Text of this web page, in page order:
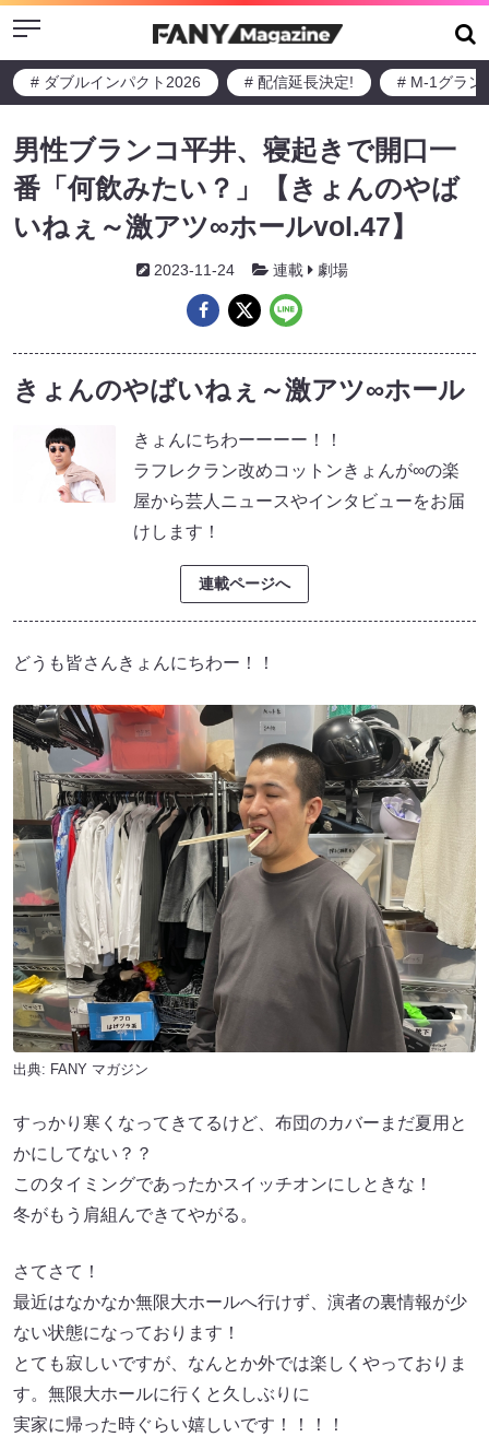
Menu
# ダブルインパクト2026 # 配信延長決定! # M-1グラン
男性ブランコ平井、寝起きで開口一
番「何飲みたい？」【きょんのやば
いねぇ～激アツ∞ホールvol.47】
2023-11-24 連載 劇場
きょんのやばいねぇ～激アツ∞ホール
きょんにちわーーーー！！
ラフレクラン改めコットンきょんが∞の楽
屋から芸人ニュースやインタビューをお届
けします！
連載ページへ
どうも皆さんきょんにちわー！！
出典: FANY マガジン
すっかり寒くなってきてるけど、布団のカバーまだ夏用と
かにしてない？？
このタイミングであったかスイッチオンにしときな！
冬がもう肩組んできてやがる。
さてさて！
最近はなかなか無限大ホールへ行けず、演者の裏情報が少
ない状態になっております！
とても寂しいですが、なんとか外では楽しくやっておりま
す。無限大ホールに行くと久しぶりに
実家に帰った時ぐらい嬉しいです！！！！